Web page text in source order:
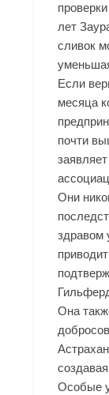
лет
сливок
Если
месяца
почти
Они
здравом
Она
Особые